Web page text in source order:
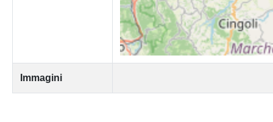
Immagini